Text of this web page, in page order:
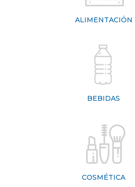
ALIMENTACIÓN
BEBIDAS
COSMÉTICA